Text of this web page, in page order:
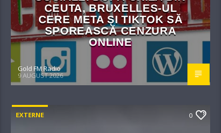
CEUTA, BRUXELLES-UL
CERE META ȘI TIKTOK SĂ
SPOREASCĂ CENZURA
ONLINE
Gold FM Radio
9 AUGUST 2026
EXTERNE 0